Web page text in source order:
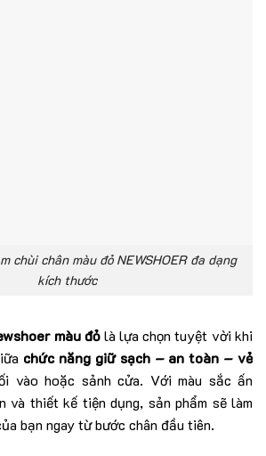
chùi chân màu đỏ NEWSHOER đa dạng
kích thước
màu đỏlà lựa chọn tuyệt vời khi
chức năng giữ sạch – an toàn – vẻ
vào hoặc sảnh cửa. Với màu sắc ấn
và thiết kế tiện dụng, sản phẩm sẽ làm
bạn ngay từ bước chân đầu tiên.